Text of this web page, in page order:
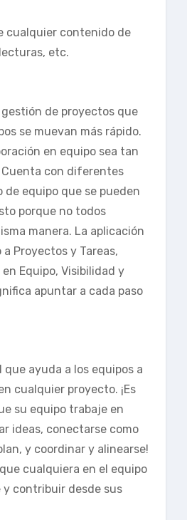
cualquier contenido de
etc.
de proyectos que
se muevan más rápido.
en equipo sea tan
con diferentes
equipo que se pueden
porque no todos
manera. La aplicación
Proyectos y Tareas,
Equipo, Visibilidad y
apuntar a cada paso
ayuda a los equipos a
cualquier proyecto. ¡Es
su equipo trabaje en
ideas, conectarse como
y coordinar y alinearse!
cualquiera en el equipo
contribuir desde sus